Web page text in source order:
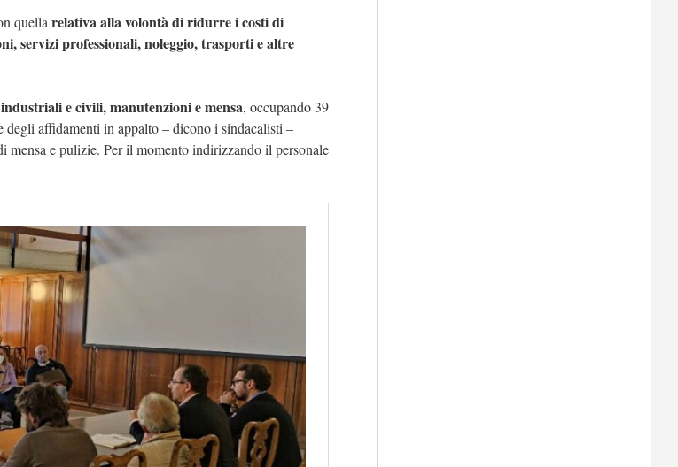
quella relativa alla volontà di ridurre i costi di
servizi professionali, noleggio, trasporti e altre
e civili, manutenzioni e mensa, occupando 39
affidamenti in appalto – dicono i sindacalisti –
mensa e pulizie. Per il momento indirizzando il personale